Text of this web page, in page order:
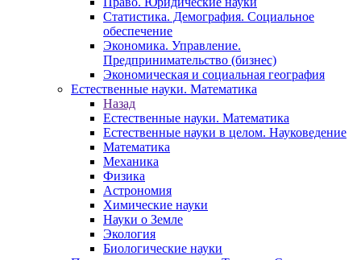
Статистика. Демография. Социальное
обеспечение
Экономика. Управление.
Предпринимательство (бизнес)
Экономическая и социальная география
Естественные науки. Математика
Назад
Естественные науки. Математика
Естественные науки в целом. Науковедение
Математика
Механика
Физика
Астрономия
Химические науки
Науки о Земле
Экология
Биологические науки